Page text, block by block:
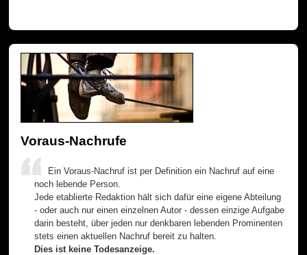
Voraus-Nachrufe
Ein Voraus-Nachruf ist per Definition ein Nachruf auf eine
noch lebende Person.
Jede etablierte Redaktion hält sich dafür eine eigene Abteilung
- oder auch nur einen einzelnen Autor - dessen einzige Aufgabe
darin besteht, über jeden nur denkbaren lebenden Prominenten
stets einen aktuellen Nachruf bereit zu halten.
Dies ist keine Todesanzeige.